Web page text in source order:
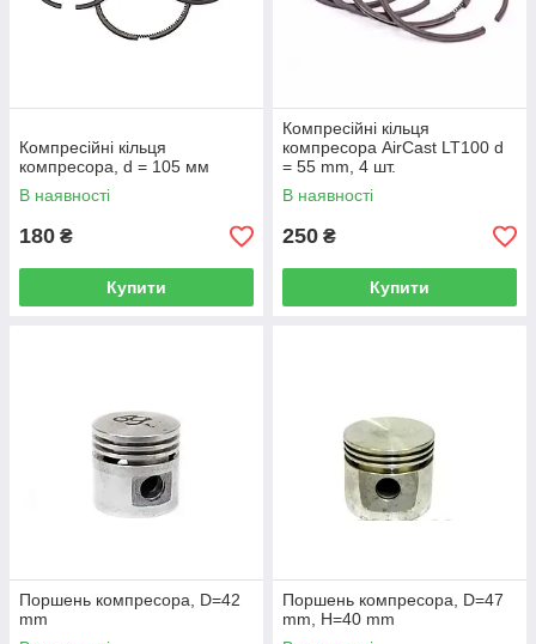
Компресійні кільця
компресора, d = 105 мм
В наявності
180 ₴
Купити
Компресійні кільця
компресора AirCast LT100 d
= 55 mm, 4 шт.
В наявності
250 ₴
Купити
Поршень компресора, D=42
mm
Поршень компресора, D=47
mm, H=40 mm